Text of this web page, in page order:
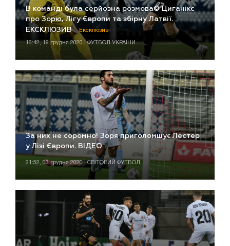
В команді була серйозна розмова© Циганікс
про Зорю, Лігу Європи та збірну Латвії.
ЕКСКЛЮЗИВ
Ексклюзив
16:42, 19 грудня 2020 | ФУТБОЛ УКРАЇНИ
За них не соромно! Зоря приголомшує Лестер
у Лізі Європи. ВІДЕО
21:52, 03 грудня 2020 | СВІТОВИЙ ФУТБОЛ